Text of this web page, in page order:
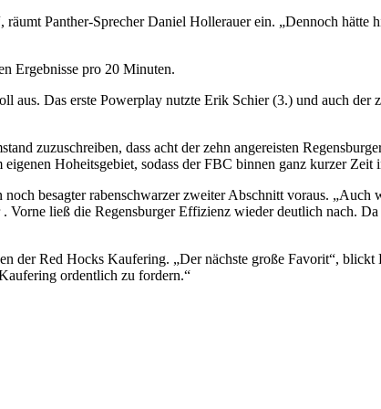
Panther-Sprecher Daniel Hollerauer ein. „Dennoch hätte
Ergebnisse pro 20 Minuten.
aus. Das erste Powerplay nutzte Erik Schier (3.) und auch
zuzuschreiben, dass acht der zehn angereisten
Hoheitsgebiet, sodass der FBC binnen ganz kurzer
besagter rabenschwarzer zweiter Abschnitt voraus.
Vorne ließ die Regensburger Effizienz wieder deutlich nach.
der Red Hocks Kaufering. „Der nächste große Favorit“,
ordentlich zu fordern.“